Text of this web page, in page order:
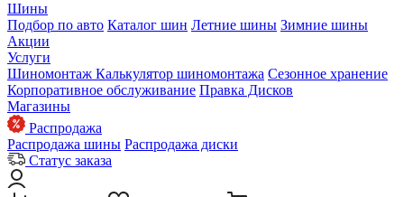
Шины
Подбор по авто Каталог шин Летние шины Зимние шины
Акции
Услуги
Шиномонтаж Калькулятор шиномонтажа Сезонное хранение
Корпоративное обслуживание Правка Дисков
Магазины
Распродажа
Распродажа шины Распродажа диски
Статус заказа